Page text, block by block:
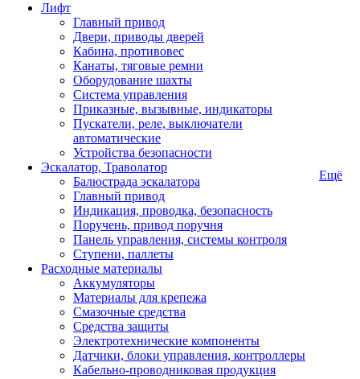
Лифт
Главный привод
Двери, приводы дверей
Кабина, противовес
Канаты, тяговые ремни
Оборудование шахты
Система управления
Приказные, вызывные, индикаторы
Пускатели, реле, выключатели
автоматические
Устройства безопасности
Эскалатор, Траволатор
Балюстрада эскалатора
Главный привод
Индикация, проводка, безопасность
Поручень, привод поручня
Панель управления, системы контроля
Ступени, паллеты
Расходные материалы
Аккумуляторы
Материалы для крепежа
Смазочные средства
Средства защиты
Электротехнические компоненты
Датчики, блоки управления, контроллеры
Кабельно-проводниковая продукция
Ещё